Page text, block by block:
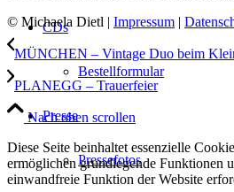
CDs
Bestellformular
Presse
Pressefotos
© Michaela Dietl | Impressum |
MÜNCHEN – Vintage Duo beim
PLANEGG – Trauerfeier
Nach oben scrollen
Diese Seite beinhaltet essenzielle
ermöglichen grundlegende Funktionen
einwandfreie Funktion der Website